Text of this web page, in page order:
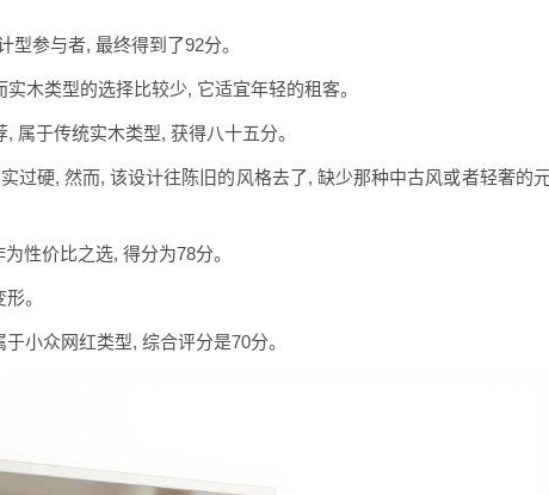
参与者, 最终得到了92分。
木类型的选择比较少, 它适宜年轻的租客。
属于传统实木类型, 获得八十五分。
过硬, 然而, 该设计往陈旧的风格去了, 缺少那种中古风或者轻奢的
性价比之选, 得分为78分。
。
小众网红类型, 综合评分是70分。